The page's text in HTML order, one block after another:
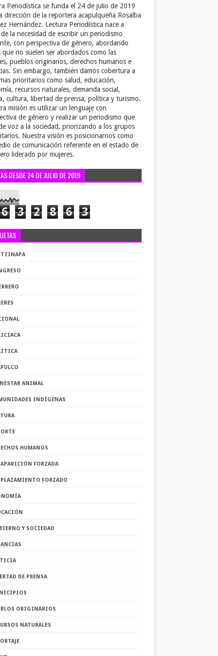
Periodística se funda el 24 de julio de 2019
dirección de la reportera acapulqueña Rosalba
Hernández. Lectura Periodística nace a
la necesidad de escribir un periodismo
con perspectiva de género, abordando
que no suelen ser abordados como las
pueblos originarios, derechos humanos e
Sin embargo, también damos cobertura a
prioritarios como salud, educación,
recursos naturales, demanda social,
cultura, libertad de prensa, política y turismo.
misión es utilizar un lenguaje con
de género y realizar un periodismo que
voz a la sociedad, priorizando a los grupos
Nuestra visión es posicionarnos como
de comunicación referente en el estado de
liderado por mujeres.
DESDE 24 DE JULIO DE 2019
6 3 2 8 6 3
ANIMAL
INDÍGENAS
HUMANOS
FORZADA
FORZADO
Y SOCIEDAD
DE PRENSA
ORIGINARIOS
NATURALES